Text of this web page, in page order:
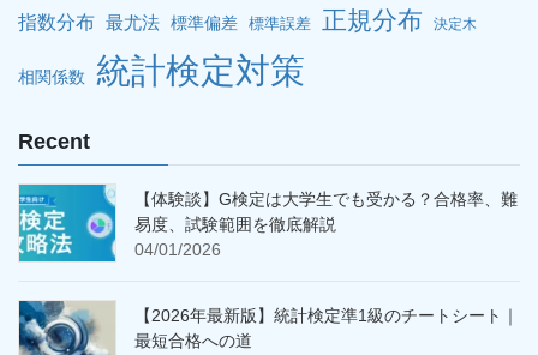
指数分布 最尤法 標準偏差 標準誤差 正規分布 決定木
相関係数 統計検定対策
Recent
【体験談】G検定は大学生でも受かる？合格率、難
易度、試験範囲を徹底解説
04/01/2026
【2026年最新版】統計検定準1級のチートシート｜
最短合格への道